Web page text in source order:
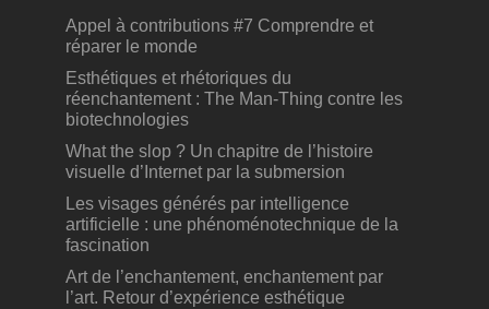
Appel à contributions #7 Comprendre et
réparer le monde
Esthétiques et rhétoriques du
réenchantement : The Man-Thing contre les
biotechnologies
What the slop ? Un chapitre de l’histoire
visuelle d’Internet par la submersion
Les visages générés par intelligence
artificielle : une phénoménotechnique de la
fascination
Art de l’enchantement, enchantement par
l’art. Retour d’expérience esthétique